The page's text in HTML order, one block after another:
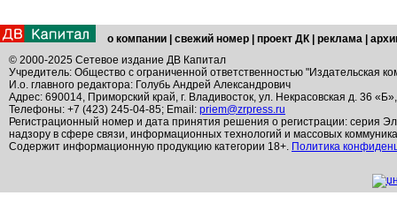
о компании свежий номер проект ДК реклама
© 2000-2025 Сетевое издание ДВ Капитал
Учредитель: Общество с ограниченной ответственностью "Издательская
И.о. главного редактора: Голубь Андрей Александрович
Адрес: 690014, Приморский край, г. Владивосток, ул. Некрасовская д. 36
Телефоны: +7 (423) 245-04-85; Email: priem@zrpress.ru
Регистрационный номер и дата принятия решения о регистрации: серия
надзору в сфере связи, информационных технологий и массовых
Содержит информационную продукцию категории 18+. Политика